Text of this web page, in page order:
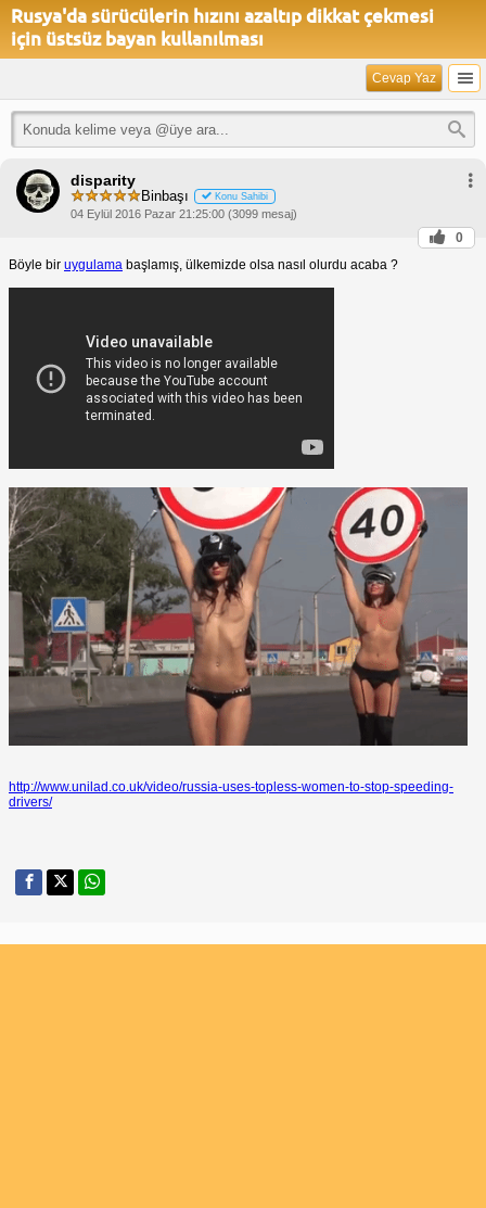
Rusya'da sürücülerin hızını azaltıp dikkat çekmesi
için üstsüz bayan kullanılması
Cevap Yaz
disparity
Binbaşı Konu Sahibi
04 Eylül 2016 Pazar 21:25:00 (3099 mesaj)
0
Böyle bir uygulama başlamış, ülkemizde olsa nasıl olurdu acaba ?
http://www.unilad.co.uk/video/russia-uses-topless-women-to-stop-speeding-
drivers/